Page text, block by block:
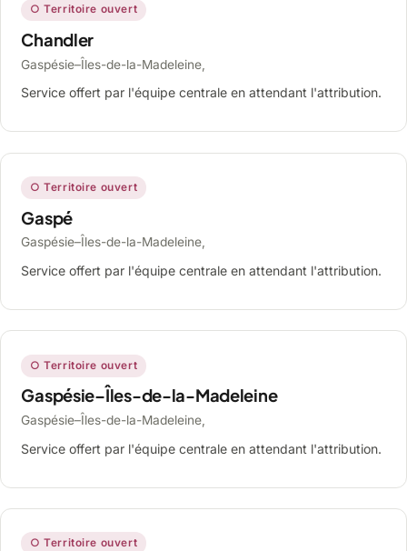
○ Territoire ouvert
Chandler
Gaspésie–Îles-de-la-Madeleine,
Service offert par l'équipe centrale en attendant l'attribution.
○ Territoire ouvert
Gaspé
Gaspésie–Îles-de-la-Madeleine,
Service offert par l'équipe centrale en attendant l'attribution.
○ Territoire ouvert
Gaspésie–Îles-de-la-Madeleine
Gaspésie–Îles-de-la-Madeleine,
Service offert par l'équipe centrale en attendant l'attribution.
○ Territoire ouvert